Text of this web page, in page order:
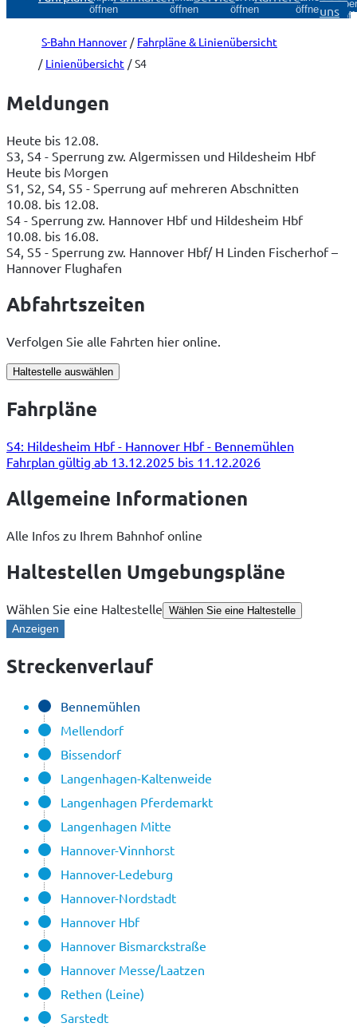
öffnen
öffnen
öffnen
öffnenuns
S-Bahn Hannover
Fahrpläne & Linienübersicht
Linienübersicht
S4
Meldungen
Heute bis 12.08.
S3, S4 - Sperrung zw. Algermissen und Hildesheim Hbf
Heute bis Morgen
S1, S2, S4, S5 - Sperrung auf mehreren Abschnitten
10.08. bis 12.08.
S4 - Sperrung zw. Hannover Hbf und Hildesheim Hbf
10.08. bis 16.08.
S4, S5 - Sperrung zw. Hannover Hbf/ H Linden Fischerhof –
Hannover Flughafen
Abfahrtszeiten
Verfolgen Sie alle Fahrten hier online.
Haltestelle auswählen
Fahrpläne
S4: Hildesheim Hbf - Hannover Hbf - Bennemühlen
Fahrplan gültig ab 13.12.2025 bis 11.12.2026
Allgemeine Informationen
Alle Infos zu Ihrem Bahnhof online
Haltestellen Umgebungspläne
Wählen Sie eine Haltestelle Wählen Sie eine Haltestelle
Anzeigen
Streckenverlauf
Bennemühlen
Mellendorf
Bissendorf
Langenhagen-Kaltenweide
Langenhagen Pferdemarkt
Langenhagen Mitte
Hannover-Vinnhorst
Hannover-Ledeburg
Hannover-Nordstadt
Hannover Hbf
Hannover Bismarckstraße
Hannover Messe/Laatzen
Rethen (Leine)
Sarstedt